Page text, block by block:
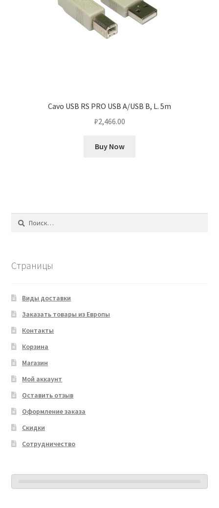
Cavo USB RS PRO USB A/USB B, L. 5m
₽2,466.00
Buy Now
Найти:
Страницы
Виды доставки
Заказать товары из Европы
Контакты
Корзина
Магазин
Мой аккаунт
Оставить отзыв
Оформление заказа
Скидки
Сотрудничество